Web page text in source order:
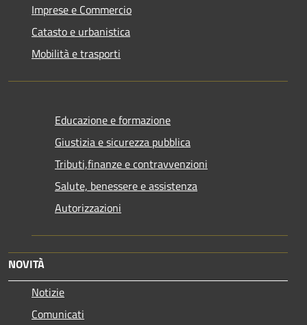
Imprese e Commercio
Catasto e urbanistica
Mobilità e trasporti
Educazione e formazione
Giustizia e sicurezza pubblica
Tributi,finanze e contravvenzioni
Salute, benessere e assistenza
Autorizzazioni
NOVITÀ
Notizie
Comunicati